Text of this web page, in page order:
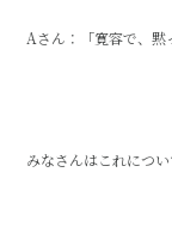
Aさん：「寛容で、黙
みなさんはこれにつ